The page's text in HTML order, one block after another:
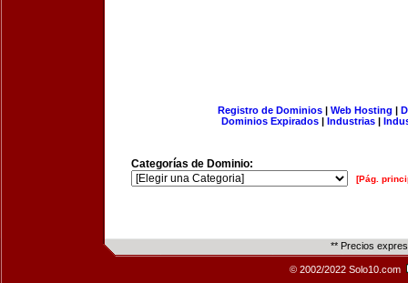
Registro de Dominios| Web Hosting |
Dominios Expirados | Industrias |
Categorías de Dominio:
[Pág.
** Precios
© 2002/2022 Solo10.com